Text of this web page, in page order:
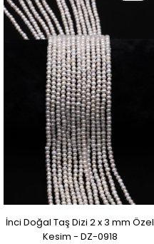
İnci Doğal Taş Dizi 2 x 3 mm Özel
Kesim - DZ-0918